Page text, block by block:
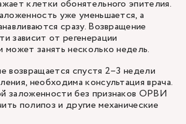
клетки обонятельного эпителия.
уже уменьшается, а
сразу. Возвращение
зависит от регенерации
может занять несколько недель.
возвращается спустя 2–3 недели
необходима консультация врача.
заложенности без признаков ОРВИ
полипоз и другие механические